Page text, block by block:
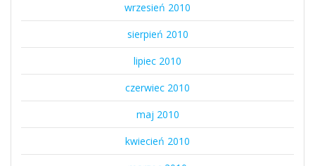
wrzesień 2010
sierpień 2010
lipiec 2010
czerwiec 2010
maj 2010
kwiecień 2010